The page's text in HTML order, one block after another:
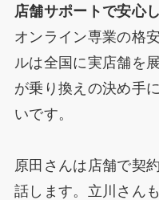
店舗サポートで安心
オンライン専業の格
ルは全国に実店舗を
が乗り換えの決め手
いです。
原田さんは店舗で契
話します。立川さん